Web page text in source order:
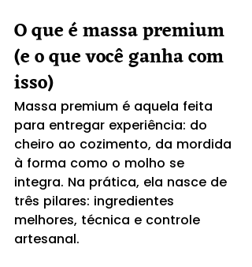
O que é massa premium
(e o que você ganha com
isso)
Massa premium é aquela feita
para entregar experiência: do
cheiro ao cozimento, da mordida
à forma como o molho se
integra. Na prática, ela nasce de
três pilares: ingredientes
melhores, técnica e controle
artesanal.